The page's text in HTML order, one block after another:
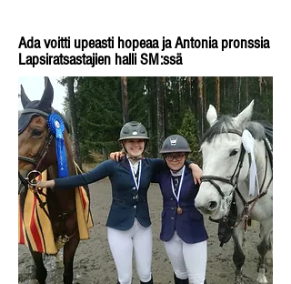
Ada voitti upeasti hopeaa ja Antonia pronssia
Lapsiratsastajien halli SM:ssä